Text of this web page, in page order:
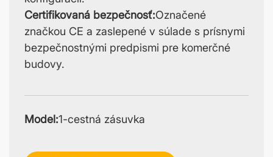
Certifikovaná bezpečnosť:Označené
značkou CE a zaslepené v súlade s prísnymi
bezpečnostnými predpismi pre komerčné
budovy.
Model:1-cestná zásuvka